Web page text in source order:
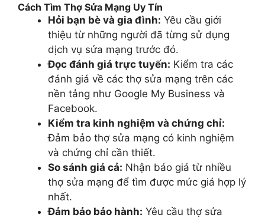
Cách Tìm Thợ Sửa Mạng Uy Tín
Hỏi bạn bè và gia đình: Yêu cầu giới
thiệu từ những người đã từng sử dụng
dịch vụ sửa mạng trước đó.
Đọc đánh giá trực tuyến: Kiểm tra các
đánh giá về các thợ sửa mạng trên các
nền tảng như Google My Business và
Facebook.
Kiểm tra kinh nghiệm và chứng chỉ:
Đảm bảo thợ sửa mạng có kinh nghiệm
và chứng chỉ cần thiết.
So sánh giá cả: Nhận báo giá từ nhiều
thợ sửa mạng để tìm được mức giá hợp lý
nhất.
Đảm bảo bảo hành: Yêu cầu thợ sửa